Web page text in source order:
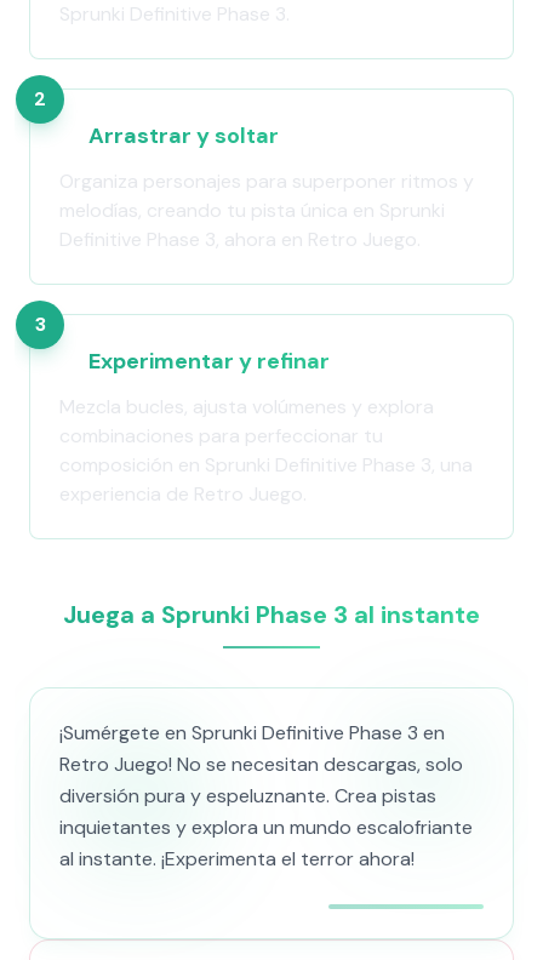
Sprunki Definitive Phase 3.
2
Arrastrar y soltar
Organiza personajes para superponer ritmos y
melodías, creando tu pista única en Sprunki
Definitive Phase 3, ahora en Retro Juego.
3
Experimentar y refinar
Mezcla bucles, ajusta volúmenes y explora
combinaciones para perfeccionar tu
composición en Sprunki Definitive Phase 3, una
experiencia de Retro Juego.
Juega a Sprunki Phase 3 al instante
¡Sumérgete en Sprunki Definitive Phase 3 en
Retro Juego! No se necesitan descargas, solo
diversión pura y espeluznante. Crea pistas
inquietantes y explora un mundo escalofriante
al instante. ¡Experimenta el terror ahora!